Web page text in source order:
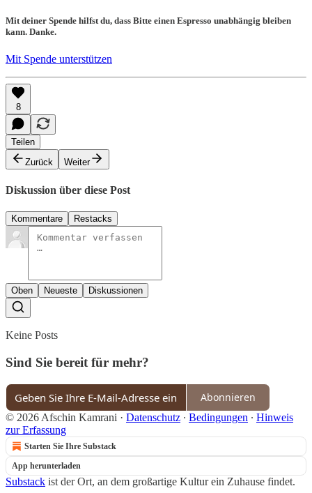
Mit deiner Spende hilfst du, dass Bitte einen Espresso unabhängig bleiben
kann. Danke.
Mit Spende unterstützen
8
Teilen
Zurück
Weiter
Diskussion über diese Post
Kommentare Restacks
Oben Neueste Diskussionen
Keine Posts
Sind Sie bereit für mehr?
Abonnieren
© 2026 Afschin Kamrani · Datenschutz ∙ Bedingungen ∙ Hinweis
zur Erfassung
Starten Sie Ihre Substack
App herunterladen
Substack ist der Ort, an dem großartige Kultur ein Zuhause findet.